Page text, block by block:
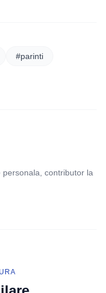
#parinti
contributor la